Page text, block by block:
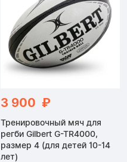
3 900 ₽
Тренировочный мяч для
регби Gilbert G-TR4000,
размер 4 (для детей 10-14
лет)